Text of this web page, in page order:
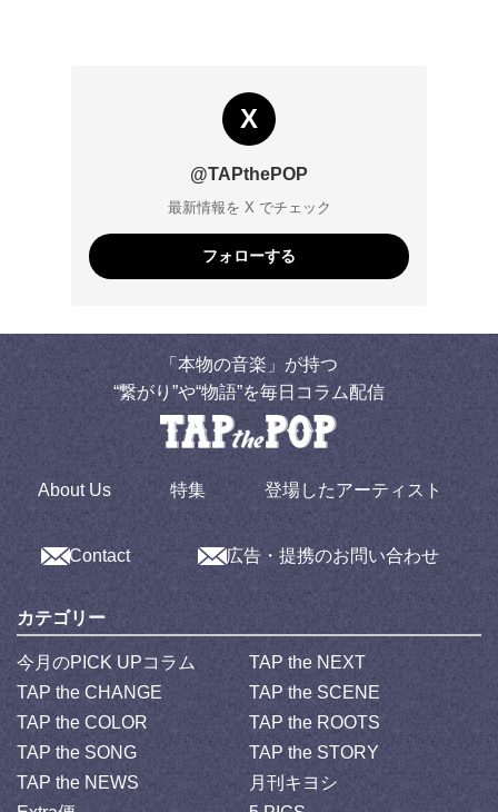
X
@TAPthePOP
最新情報を X でチェック
フォローする
「本物の音楽」が持つ
“繋がり”や“物語”を毎日コラム配信
About Us 特集 登場したアーティスト
Contact 広告・提携のお問い合わせ
カテゴリー
今月のPICK UPコラム
TAP the NEXT
TAP the CHANGE
TAP the SCENE
TAP the COLOR
TAP the ROOTS
TAP the SONG
TAP the STORY
TAP the NEWS
月刊キヨシ